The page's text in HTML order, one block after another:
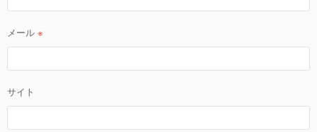
メール ※
サイト